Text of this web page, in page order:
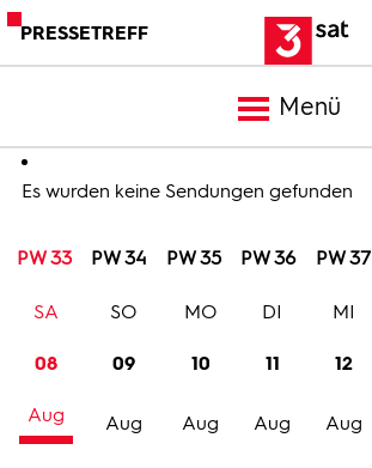
PRESSETREFF
Menü
Meldungen
Programm
Trailer
Es wurden keine Sendungen gefunden
PW 33 PW 34 PW 35 PW 36 PW 37
08
Aug
SA
09
Aug
SO
10
Aug
MO
11
Aug
DI
12
Aug
MI